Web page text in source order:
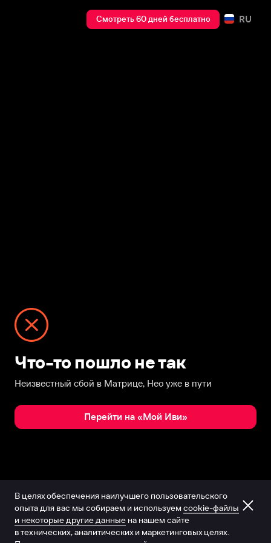
Смотреть 60 дней бесплатно RU
Что-то пошло не так
Неизвестный сбой в Матрице, Нео уже в пути
Перейти на «Мой Иви»
В целях обеспечения наилучшего пользовательского
опыта для вас мы собираем и используем cookie-файлы
и некоторые другие данные на нашем сайте
в технических, аналитических и маркетинговых целях.